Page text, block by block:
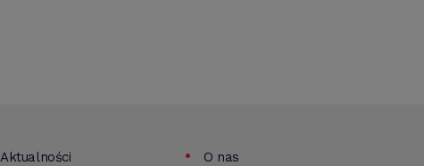
Aktualności
O nas